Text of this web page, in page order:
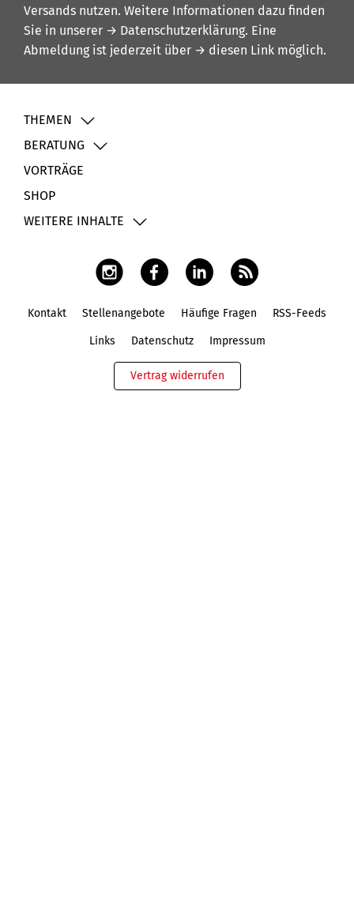
Versands nutzen. Weitere Informationen dazu finden
Sie in unserer → Datenschutzerklärung. Eine
Abmeldung ist jederzeit über → diesen Link möglich.
THEMEN
BERATUNG
VORTRÄGE
SHOP
WEITERE INHALTE
Kontakt Stellenangebote Häufige Fragen RSS-Feeds
Links Datenschutz Impressum
Vertrag widerrufen